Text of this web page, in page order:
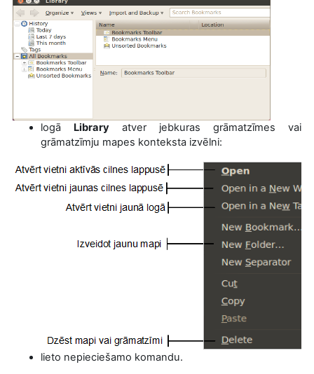
logā Library atver jebkuras grāmatzīmes vai
grāmatzīmju mapes konteksta izvēlni:
lieto nepieciešamo komandu.